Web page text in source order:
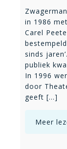
in 1986
Carel
sinds
publiek
In 1996
door
geeft [...]
Meer